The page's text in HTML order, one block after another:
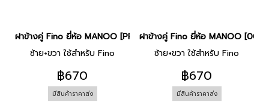
ฝาข้างคู่ Fino ยี่ห้อ MANOO [PPRM3 ชมพู]
ซ้าย+ขวา ใช้สำหรับ Fino
฿670
มีสินค้าราคาส่ง
ฝาข้างคู่ Fino ยี่ห้อ MANOO
ซ้าย+ขวา ใช้สำหรับ Fino
฿670
มีสินค้าราคาส่ง